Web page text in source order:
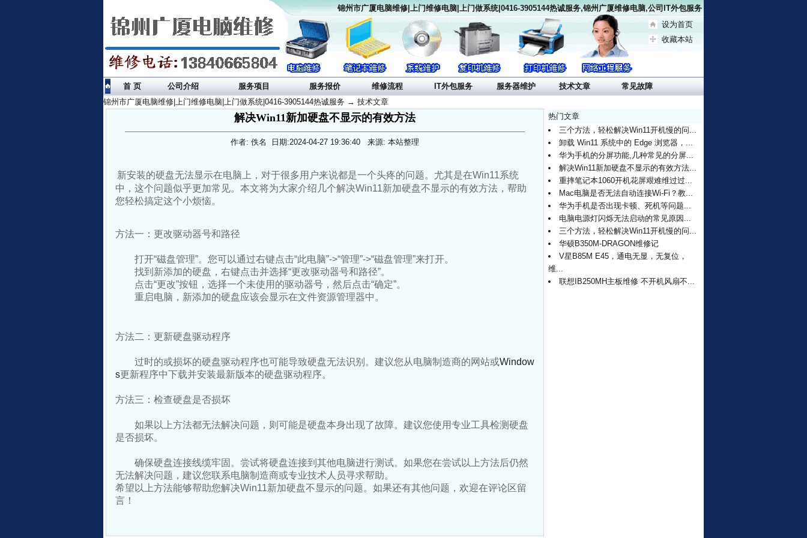
锦州市广厦电脑维修|上门维修电脑|上门做系统|0416-3905144热诚服务,锦州广厦维修电脑,公司IT外包服务
设为首页
收藏本站
首 页 公司介绍 服务项目 服务报价 维修流程 IT外包服务 服务器维护 技术文章
常见故障
锦州市广厦电脑维修|上门维修电脑|上门做系统|0416-3905144热诚服务 → 技术文章
解决Win11新加硬盘不显示的有效方法
作者: 佚名 日期:2024-04-27 19:36:40 来源: 本站整理
新安装的硬盘无法显示在电脑上，对于很多用户来说都是一个头疼的问题。尤其是在Win11系统
中，这个问题似乎更加常见。本文将为大家介绍几个解决Win11新加硬盘不显示的有效方法，帮助
您轻松搞定这个小烦恼。
方法一：更改驱动器号和路径
打开“磁盘管理”。您可以通过右键点击“此电脑”->“管理”->“磁盘管理”来打开。
找到新添加的硬盘，右键点击并选择“更改驱动器号和路径”。
点击“更改”按钮，选择一个未使用的驱动器号，然后点击“确定”。
重启电脑，新添加的硬盘应该会显示在文件资源管理器中。
方法二：更新硬盘驱动程序
过时的或损坏的硬盘驱动程序也可能导致硬盘无法识别。建议您从电脑制造商的网站或Window
s更新程序中下载并安装最新版本的硬盘驱动程序。
方法三：检查硬盘是否损坏
如果以上方法都无法解决问题，则可能是硬盘本身出现了故障。建议您使用专业工具检测硬盘
是否损坏。
确保硬盘连接线缆牢固。尝试将硬盘连接到其他电脑进行测试。如果您在尝试以上方法后仍然
无法解决问题，建议您联系电脑制造商或专业技术人员寻求帮助。
希望以上方法能够帮助您解决Win11新加硬盘不显示的问题。如果还有其他问题，欢迎在评论区留
言！
热门文章
三个方法，轻松解决Win11开机慢的问...
卸载 Win11 系统中的 Edge 浏览器，...
华为手机的分屏功能,几种常见的分屏...
解决Win11新加硬盘不显示的有效方法...
重摔笔记本1060开机花屏艰难维过过...
Mac电脑是否无法自动连接Wi-Fi？教...
华为手机是否出现卡顿、死机等问题...
电脑电源灯闪烁无法启动的常见原因...
三个方法，轻松解决Win11开机慢的问...
华硕B350M-DRAGON维修记
V星B85M E45，通电无显，无复位，
维...
联想IB250MH主板维修 不开机风扇不...